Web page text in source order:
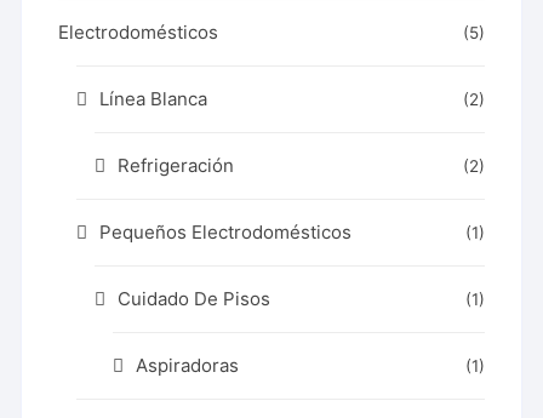
Electrodomésticos (5)
Línea Blanca (2)
Refrigeración (2)
Pequeños Electrodomésticos (1)
Cuidado De Pisos (1)
Aspiradoras (1)